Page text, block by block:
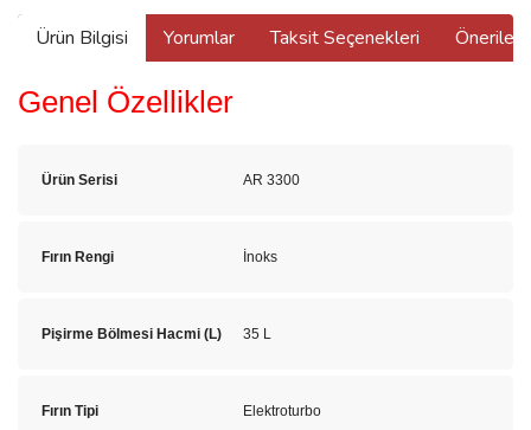
Ürün Bilgisi Yorumlar Taksit Seçenekleri
Genel Özellikler
Ürün Serisi AR 3300
Fırın Rengi İnoks
Pişirme Bölmesi Hacmi (L) 35 L
Fırın Tipi Elektroturbo